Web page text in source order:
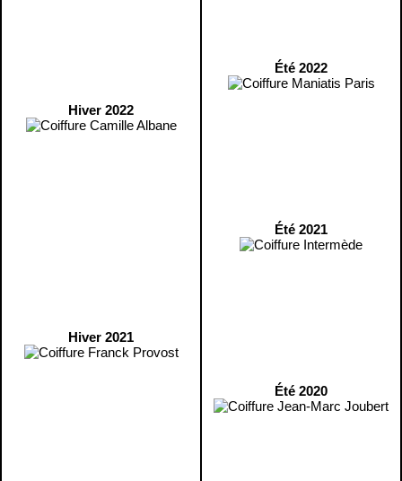
Hiver 2022
Hiver 2021
Été 2022
Été 2021
Été 2020